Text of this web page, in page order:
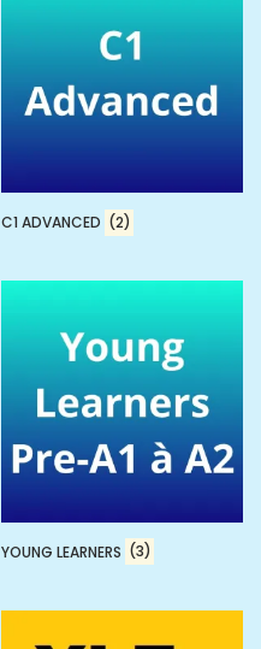
C1 ADVANCED (2)
YOUNG LEARNERS (3)